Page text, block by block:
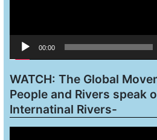
00:00
WATCH: The Global
People and Rivers speak
Internatinal Rivers-